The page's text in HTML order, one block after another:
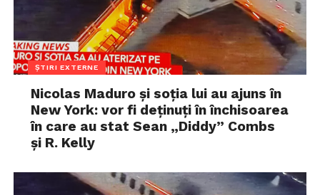
ȘTIRI EXTERNE
Nicolas Maduro și soția lui au ajuns în
New York: vor fi deținuți în închisoarea
în care au stat Sean „Diddy” Combs
și R. Kelly